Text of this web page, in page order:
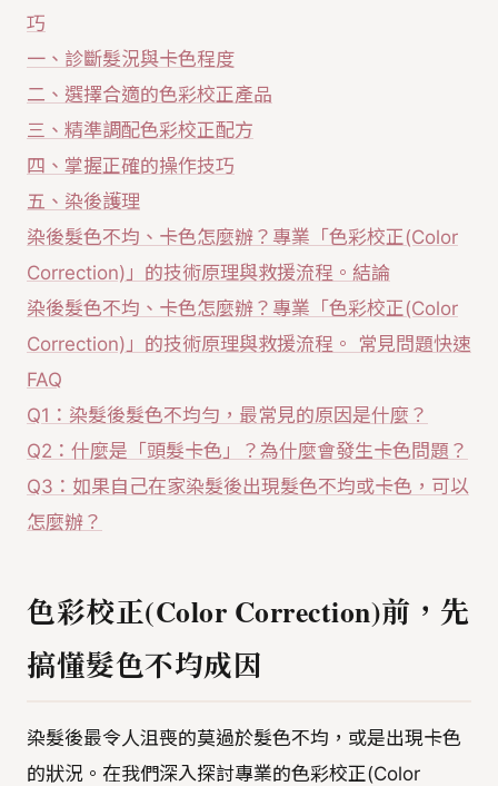
巧
一、診斷髮況與卡色程度
二、選擇合適的色彩校正產品
三、精準調配色彩校正配方
四、掌握正確的操作技巧
五、染後護理
染後髮色不均、卡色怎麼辦？專業「色彩校正(Color
Correction)」的技術原理與救援流程。結論
染後髮色不均、卡色怎麼辦？專業「色彩校正(Color
Correction)」的技術原理與救援流程。 常見問題快速
FAQ
Q1：染髮後髮色不均勻，最常見的原因是什麼？
Q2：什麼是「頭髮卡色」？為什麼會發生卡色問題？
Q3：如果自己在家染髮後出現髮色不均或卡色，可以
怎麼辦？
色彩校正(Color Correction)前，先
搞懂髮色不均成因
染髮後最令人沮喪的莫過於髮色不均，或是出現卡色
的狀況。在我們深入探討專業的色彩校正(Color